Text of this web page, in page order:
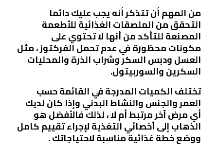
من المهم أن تتذكر أنه يجب عليك دائمًا
التحقق من الملصقات الغذائية للأطعمة
المصنعة للتأكد من أنها لا تحتوي على
مكونات محظورة في عدم تحمل الفركتوز ، مثل
العسل ودبس السكر وشراب الذرة والمحليات
السكرين والسوربيتول.
تختلف الكميات المدرجة في القائمة حسب
العمر والجنس والنشاط البدني وإذا كان لديك
أي مرض آخر مرتبط أم لا ، لذلك فالأفضل هو
الذهاب إلى أخصائي التغذية لإجراء تقييم كامل
ووضع خطة غذائية مناسبة لاحتياجاتك .